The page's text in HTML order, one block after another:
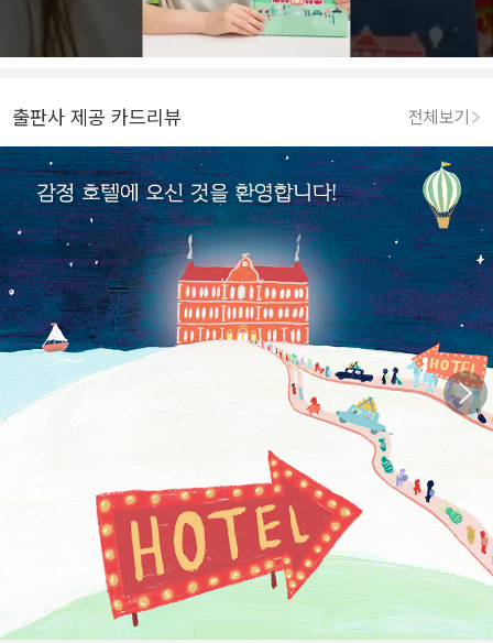
출판사 제공 카드리뷰 전체보기